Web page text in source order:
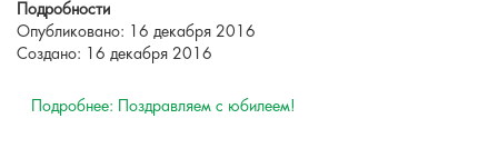
Подробности
Опубликовано: 16 декабря 2016
Создано: 16 декабря 2016
Подробнее: Поздравляем с юбилеем!